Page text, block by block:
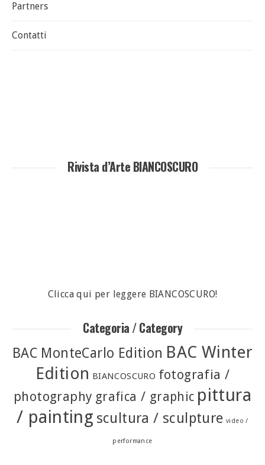
Partners
Contatti
Rivista d’Arte BIANCOSCURO
Clicca qui per leggere BIANCOSCURO!
Categoria / Category
BAC MonteCarlo Edition BAC Winter
Edition BIANCOSCURO fotografia /
photography grafica / graphic pittura
/ painting scultura / sculpture video /
performance